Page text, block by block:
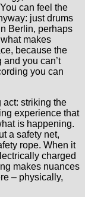
can feel the
just drums
Berlin, perhaps
makes
because the
you can’t
you can
act: striking the
experience that
is happening.
a safety net,
rope. When it
charged
makes nuances
– physically,